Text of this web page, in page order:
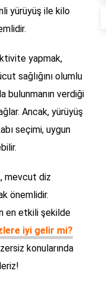
yürüyüş ile kilo
yapmak,
sağlığını olumlu
bulunmanın verdiği
Ancak, yürüyüş
seçimi, uygun
mevcut diz
önemlidir.
en etkili şekilde
iyi gelir mi?
konularında